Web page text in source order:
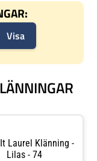
Laurel Klänning -
Lilas - 74